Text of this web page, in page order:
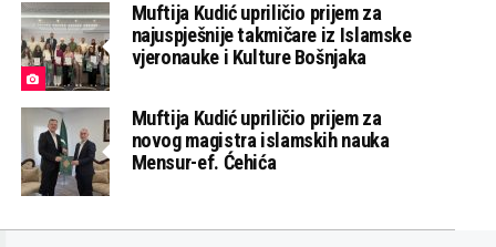
Muftija Kudić upriličio prijem za
najuspješnije takmičare iz Islamske
vjeronauke i Kulture Bošnjaka
Muftija Kudić upriličio prijem za
novog magistra islamskih nauka
Mensur-ef. Ćehića